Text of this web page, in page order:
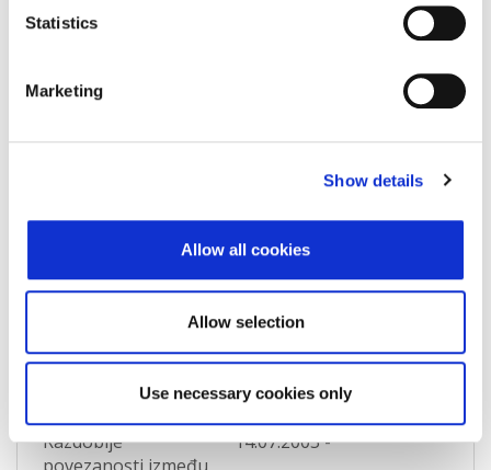
Statistics
Marketing
Show details
Allow all cookies
Allow selection
Use necessary cookies only
Pokreni izazov podataka
LEI oznaka matice
549300DU2TJ72XCUUN84
IS_FUND-MANAGED_BY
Razdoblje
14.07.2005 -